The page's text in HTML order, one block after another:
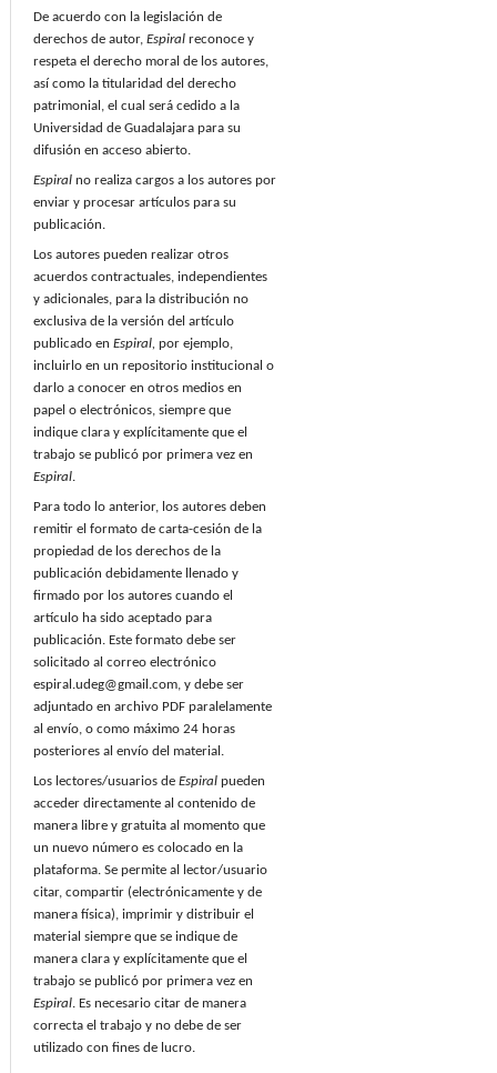
De acuerdo con la legislación de
derechos de autor, Espiral reconoce y
respeta el derecho moral de los autores,
así como la titularidad del derecho
patrimonial, el cual será cedido a la
Universidad de Guadalajara para su
difusión en acceso abierto.
Espiral no realiza cargos a los autores por
enviar y procesar artículos para su
publicación.
Los autores pueden realizar otros
acuerdos contractuales, independientes
y adicionales, para la distribución no
exclusiva de la versión del artículo
publicado en Espiral, por ejemplo,
incluirlo en un repositorio institucional o
darlo a conocer en otros medios en
papel o electrónicos, siempre que
indique clara y explícitamente que el
trabajo se publicó por primera vez en
Espiral
Para todo lo anterior, los autores deben
remitir el formato de carta-cesión de la
propiedad de los derechos de la
publicación debidamente llenado y
firmado por los autores cuando el
artículo ha sido aceptado para
publicación. Este formato debe ser
solicitado al correo electrónico
espiral.udeg@gmail.com, y debe ser
adjuntado en archivo PDF paralelamente
al envío, o como máximo 24 horas
posteriores al envío del material.
Los lectores/usuarios de Espiral pueden
acceder directamente al contenido de
manera libre y gratuita al momento que
un nuevo número es colocado en la
plataforma. Se permite al lector/usuario
citar, compartir (electrónicamente y de
manera física), imprimir y distribuir el
material siempre que se indique de
manera clara y explícitamente que el
trabajo se publicó por primera vez en
Espiral . Es necesario citar de manera
correcta el trabajo y no debe de ser
utilizado con fines de lucro.